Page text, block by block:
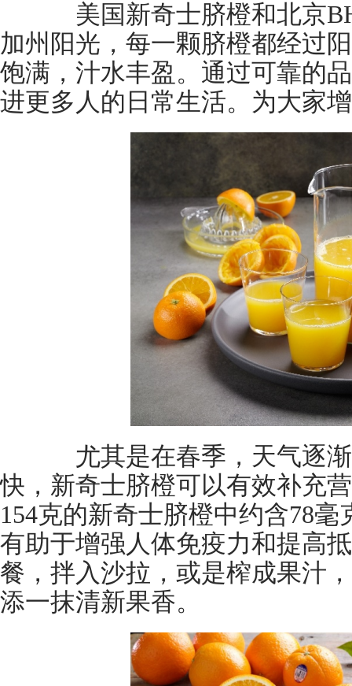
美国新奇士脐橙和北京
加州阳光，每一颗脐橙都经过
饱满，汁水丰盈。通过可靠的
进更多人的日常生活。为大家
尤其是在春季，天气逐渐
快，新奇士脐橙可以有效补充
154克的新奇士脐橙中约含78
有助于增强人体免疫力和提高
餐，拌入沙拉，或是榨成果汁
添一抹清新果香。